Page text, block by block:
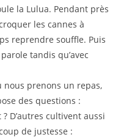
la Lulua. Pendant près
les cannes à
reprendre souffle. Puis
tandis qu’avec
nous prenons un repas,
des questions :
D’autres cultivent aussi
de justesse :